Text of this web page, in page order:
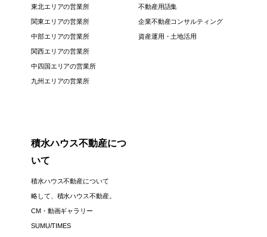
東北エリアの営業所
関東エリアの営業所
中部エリアの営業所
関西エリアの営業所
中四国エリアの営業所
九州エリアの営業所
不動産用語集
企業不動産コンサルティング
資産運用・土地活用
積水ハウス不動産につ
いて
積水ハウス不動産について
略して、積水ハウス不動産。
CM・動画ギャラリー
SUMU/TIMES